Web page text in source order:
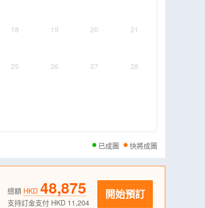
18 19 20 21
25 26 27 28
已成團 快將成團
總額 HKD 48,875
支持訂金支付 HKD 11,204
開始預訂